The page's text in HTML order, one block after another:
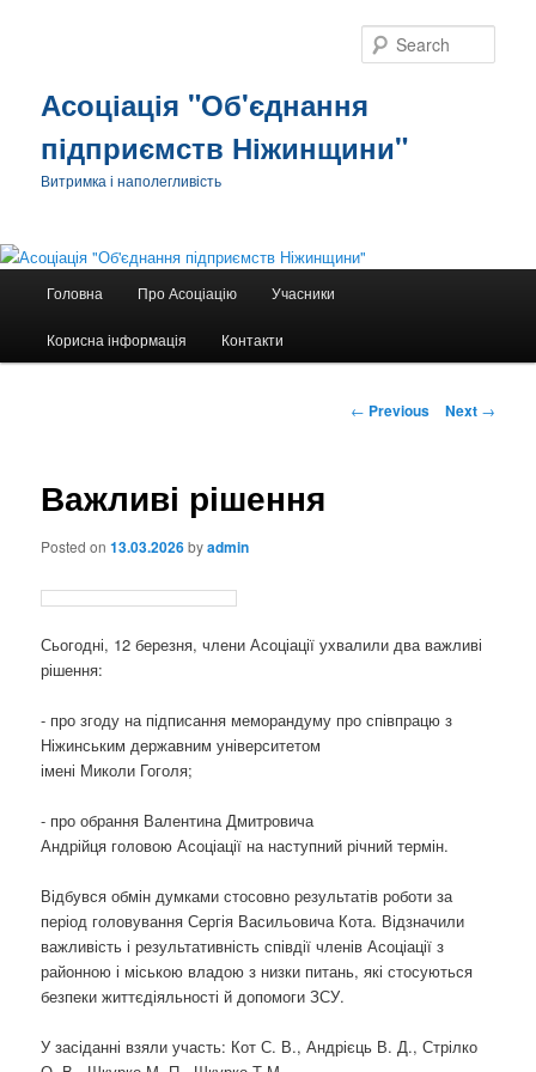
Асоціація "Об'єднання
підприємств Ніжинщини"
Витримка і наполегливість
Skip
to
Головна Про Асоціацію Учасники
Корисна інформація Контакти
Post
← Previous Next →
Важливі рішення
Posted on13.03.2026byadmin
Сьогодні, 12 березня, члени Асоціації ухвалили два важливі
рішення:
- про згоду на підписання меморандуму про співпрацю з
Ніжинським державним університетом
імені Миколи Гоголя;
- про обрання Валентина Дмитровича
Андрійця головою Асоціації на наступний річний термін.
Відбувся обмін думками стосовно результатів роботи за
період головування Сергія Васильовича Кота. Відзначили
важливість і результативність співдії членів Асоціації з
районною і міською владою з низки питань, які стосуються
безпеки життєдіяльності й допомоги ЗСУ.
У засіданні взяли участь: Кот С. В., Андрієць В. Д., Стрілко